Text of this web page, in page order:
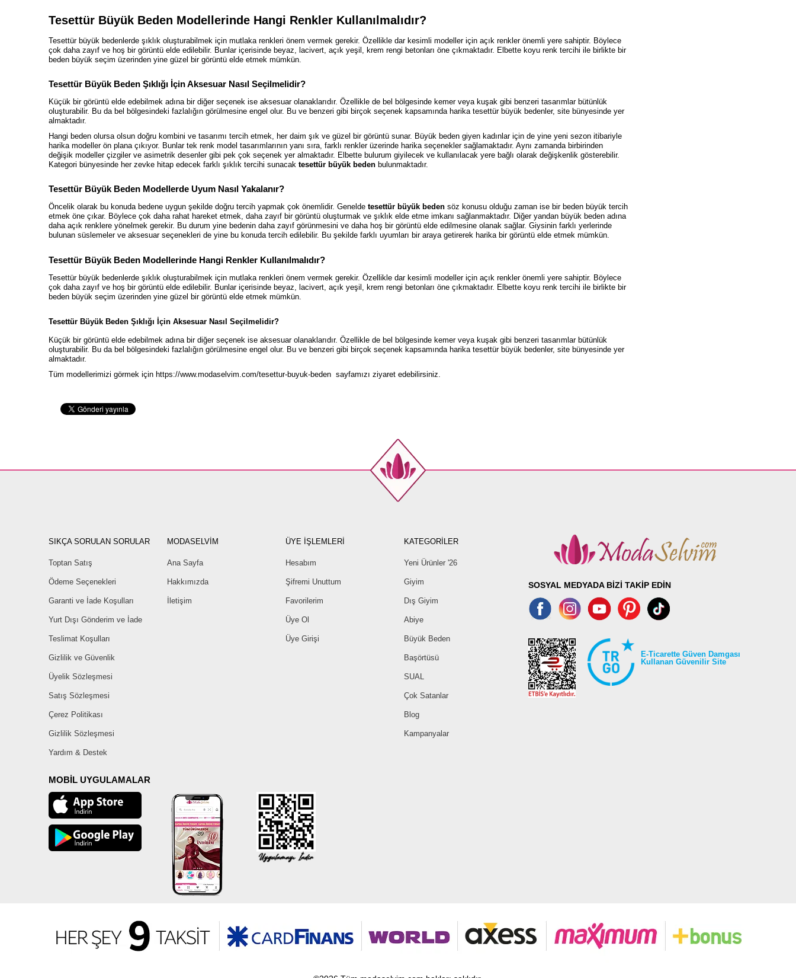
Tesettür Büyük Beden Modellerinde Hangi Renkler Kullanılmalıdır?
Tesettür büyük bedenlerde şıklık oluşturabilmek için mutlaka renkleri önem vermek gerekir. Özellikle dar kesimli modeller için açık renkler önemli yere sahiptir. Böylece
çok daha zayıf ve hoş bir görüntü elde edilebilir. Bunlar içerisinde beyaz, lacivert, açık yeşil, krem rengi betonları öne çıkmaktadır. Elbette koyu renk tercihi ile birlikte bir
beden büyük seçim üzerinden yine güzel bir görüntü elde etmek mümkün.
Tesettür Büyük Beden Şıklığı İçin Aksesuar Nasıl Seçilmelidir?
Küçük bir görüntü elde edebilmek adına bir diğer seçenek ise aksesuar olanaklarıdır. Özellikle de bel bölgesinde kemer veya kuşak gibi benzeri tasarımlar bütünlük
oluşturabilir. Bu da bel bölgesindeki fazlalığın görülmesine engel olur. Bu ve benzeri gibi birçok seçenek kapsamında harika tesettür büyük bedenler, site bünyesinde yer
almaktadır.
Hangi beden olursa olsun doğru kombini ve tasarımı tercih etmek, her daim şık ve güzel bir görüntü sunar. Büyük beden giyen kadınlar için de yine yeni sezon itibariyle
harika modeller ön plana çıkıyor. Bunlar tek renk model tasarımlarının yanı sıra, farklı renkler üzerinde harika seçenekler sağlamaktadır. Aynı zamanda birbirinden
değişik modeller çizgiler ve asimetrik desenler gibi pek çok seçenek yer almaktadır. Elbette bulurum giyilecek ve kullanılacak yere bağlı olarak değişkenlik gösterebilir.
Kategori bünyesinde her zevke hitap edecek farklı şıklık tercihi sunacak tesettür büyük beden bulunmaktadır.
Tesettür Büyük Beden Modellerde Uyum Nasıl Yakalanır?
Öncelik olarak bu konuda bedene uygun şekilde doğru tercih yapmak çok önemlidir. Genelde tesettür büyük beden söz konusu olduğu zaman ise bir beden büyük tercih
etmek öne çıkar. Böylece çok daha rahat hareket etmek, daha zayıf bir görüntü oluşturmak ve şıklık elde etme imkanı sağlanmaktadır. Diğer yandan büyük beden adına
daha açık renklere yönelmek gerekir. Bu durum yine bedenin daha zayıf görünmesini ve daha hoş bir görüntü elde edilmesine olanak sağlar. Giysinin farklı yerlerinde
bulunan süslemeler ve aksesuar seçenekleri de yine bu konuda tercih edilebilir. Bu şekilde farklı uyumları bir araya getirerek harika bir görüntü elde etmek mümkün.
Tesettür Büyük Beden Modellerinde Hangi Renkler Kullanılmalıdır?
Tesettür büyük bedenlerde şıklık oluşturabilmek için mutlaka renkleri önem vermek gerekir. Özellikle dar kesimli modeller için açık renkler önemli yere sahiptir. Böylece
çok daha zayıf ve hoş bir görüntü elde edilebilir. Bunlar içerisinde beyaz, lacivert, açık yeşil, krem rengi betonları öne çıkmaktadır. Elbette koyu renk tercihi ile birlikte bir
beden büyük seçim üzerinden yine güzel bir görüntü elde etmek mümkün.
Tesettür Büyük Beden Şıklığı İçin Aksesuar Nasıl Seçilmelidir?
Küçük bir görüntü elde edebilmek adına bir diğer seçenek ise aksesuar olanaklarıdır. Özellikle de bel bölgesinde kemer veya kuşak gibi benzeri tasarımlar bütünlük
oluşturabilir. Bu da bel bölgesindeki fazlalığın görülmesine engel olur. Bu ve benzeri gibi birçok seçenek kapsamında harika tesettür büyük bedenler, site bünyesinde yer
almaktadır.
Tüm modellerimizi görmek için https://www.modaselvim.com/tesettur-buyuk-beden sayfamızı ziyaret edebilirsiniz.
SIKÇA SORULAN SORULAR
Toptan Satış
Ödeme Seçenekleri
Garanti ve İade Koşulları
Yurt Dışı Gönderim ve İade
Teslimat Koşulları
Gizlilik ve Güvenlik
Üyelik Sözleşmesi
Satış Sözleşmesi
Çerez Politikası
Gizlilik Sözleşmesi
Yardım & Destek
MODASELVİM
Ana Sayfa
Hakkımızda
İletişim
ÜYE İŞLEMLERİ
Hesabım
Şifremi Unuttum
Favorilerim
Üye Ol
Üye Girişi
KATEGORİLER
Yeni Ürünler '26
Giyim
Dış Giyim
Abiye
Büyük Beden
Başörtüsü
SUAL
Çok Satanlar
Blog
Kampanyalar
MOBİL UYGULAMALAR
SOSYAL MEDYADA BİZİ TAKİP EDİN
E-Ticarette Güven Damgası
Kullanan Güvenilir Site